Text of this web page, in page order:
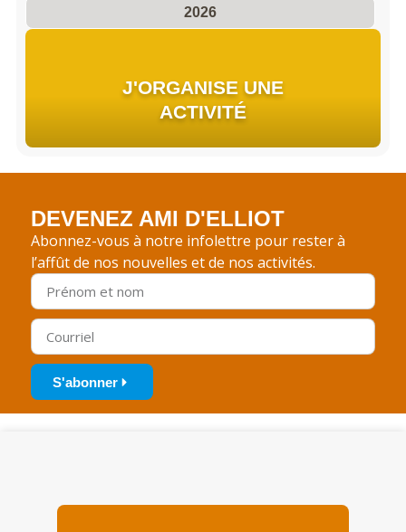
2026
J'ORGANISE UNE
ACTIVITÉ
DEVENEZ AMI D'ELLIOT
Abonnez-vous à notre infolettre pour rester à
l’affût de nos nouvelles et de nos activités.
S'abonner